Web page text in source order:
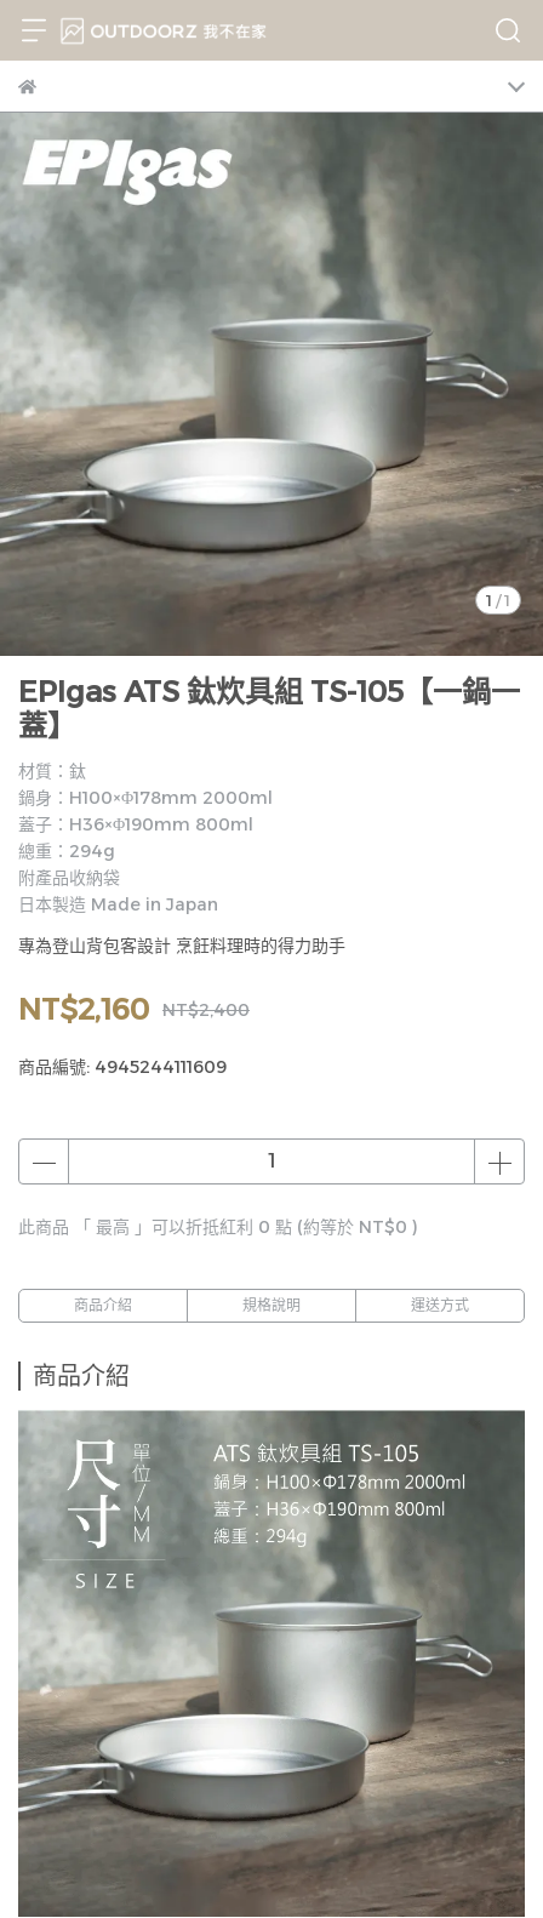
1 /1
EPIgas ATS 鈦炊具組 TS-105【一鍋一
蓋】
材質：鈦
鍋身：H100×Φ178mm 2000ml
蓋子：H36×Φ190mm 800ml
總重：294g
附產品收納袋
日本製造 Made in Japan
專為登山背包客設計 烹飪料理時的得力助手
NT$2,160 NT$2,400
商品編號: 4945244111609
此商品 「 最高 」可以折抵紅利 0 點 (約等於 NT$0 )
商品介紹 規格說明 運送方式
商品介紹